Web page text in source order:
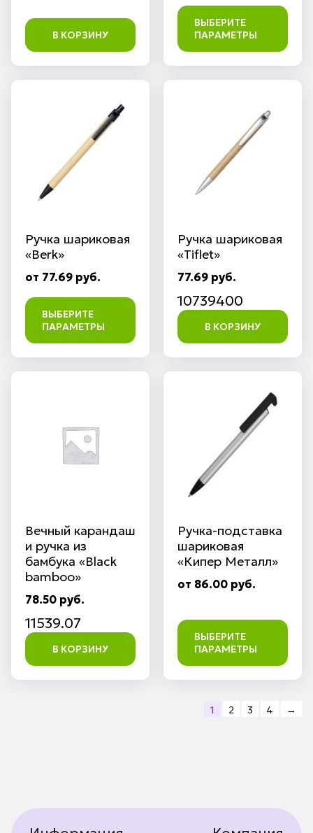
В КОРЗИНУ
ВЫБЕРИТЕ
ПАРАМЕТРЫ
Ручка шариковая
«Berk»
от 77.69 руб.
ВЫБЕРИТЕ
ПАРАМЕТРЫ
Ручка шариковая
«Tiflet»
77.69 руб.
10739400
В КОРЗИНУ
Вечный карандаш
и ручка из
бамбука «Black
bamboo»
78.50 руб.
11539.07
В КОРЗИНУ
Ручка-подставка
шариковая
«Кипер Металл»
от 86.00 руб.
ВЫБЕРИТЕ
ПАРАМЕТРЫ
1 2 3 4 →